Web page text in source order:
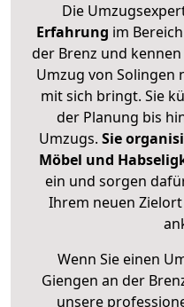
Die
Erfahrung im
der Brenz und
Umzug von Solingen
mit sich bringt. Sie
der Planung bis
Umzugs. Sie
Möbel und
ein und sorgen
Ihrem neuen
Wenn Sie einen
Giengen an der
unsere